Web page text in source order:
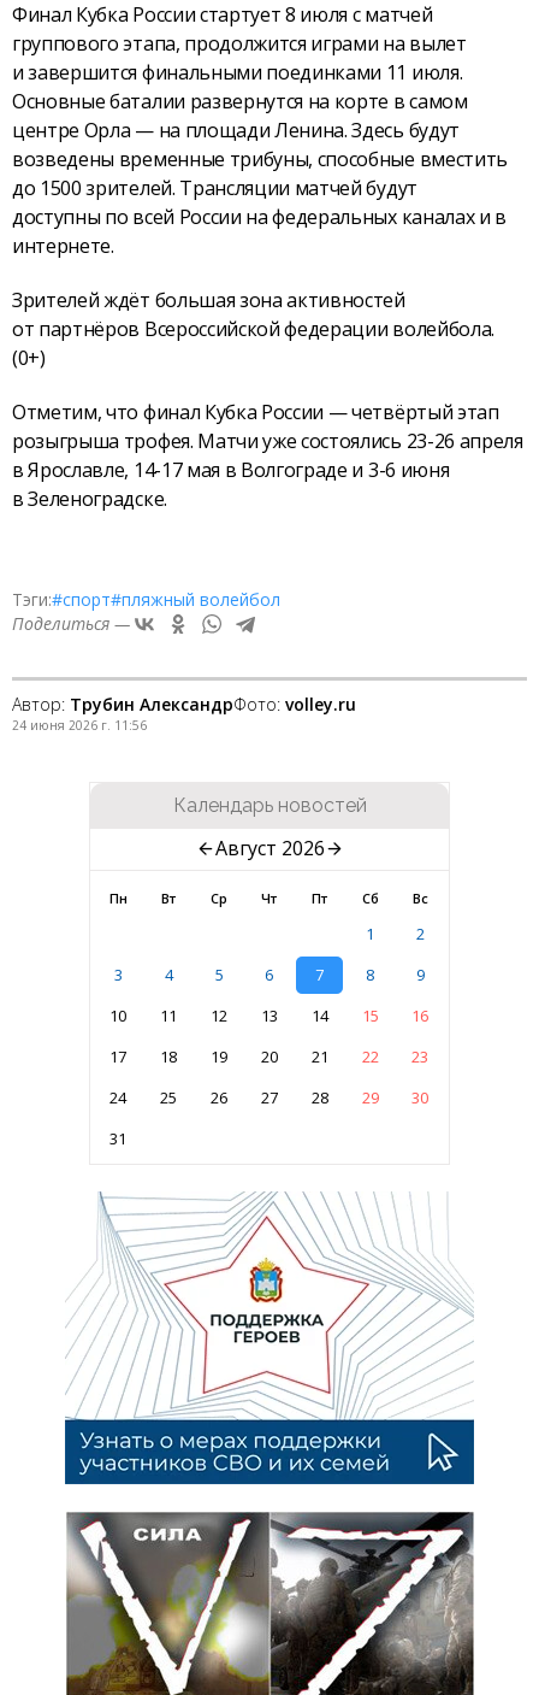
Финал Кубка России стартует 8 июля с матчей
группового этапа, продолжится играми на вылет
и завершится финальными поединками 11 июля.
Основные баталии развернутся на корте в самом
центре Орла — на площади Ленина. Здесь будут
возведены временные трибуны, способные вместить
до 1500 зрителей. Трансляции матчей будут
доступны по всей России на федеральных каналах и в
интернете.
Зрителей ждёт большая зона активностей
от партнёров Всероссийской федерации волейбола.
(0+)
Отметим, что финал Кубка России — четвёртый этап
розыгрыша трофея. Матчи уже состоялись 23-26 апреля
в Ярославле, 14-17 мая в Волгограде и 3-6 июня
в Зеленоградске.
Тэги:#спорт#пляжный волейбол
Поделиться —
Автор: Трубин АлександрФото: volley.ru
24 июня 2026 г. 11:56
Календарь новостей
Август 2026
Пн Вт Ср Чт Пт Сб Вс
1
2
3
4 5 6 7 8
9
10
11 12 13 14 15
16
17
18 19 20 21 22
23
24
25 26 27 28 29
30
31